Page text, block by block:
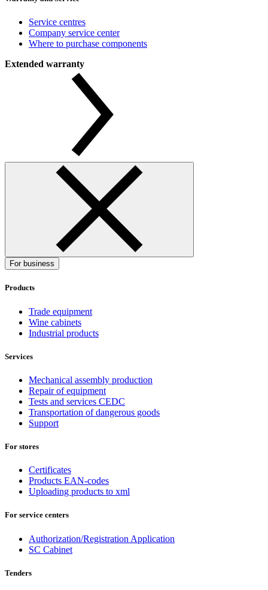
Service centres
Company service center
Where to purchase components
Extended warranty
For business
Products
Trade equipment
Wine cabinets
Industrial products
Services
Mechanical assembly production
Repair of equipment
Tests and services CEDC
Transportation of dangerous goods
Support
For stores
Certificates
Products EAN-codes
Uploading products to xml
For service centers
Authorization/Registration Application
SC Cabinet
Tenders